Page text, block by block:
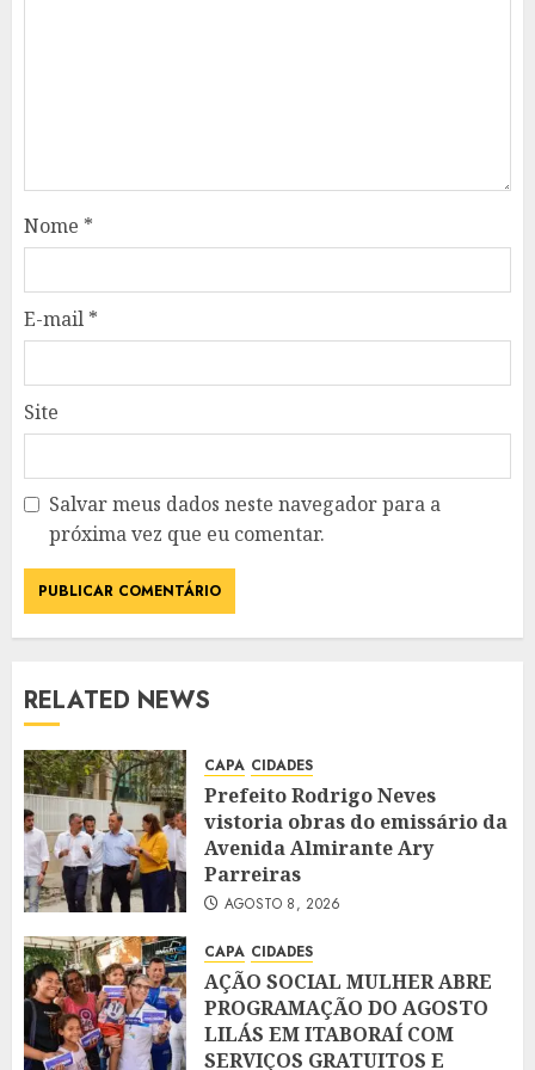
Nome *
E-mail *
Site
Salvar meus dados neste navegador para a
próxima vez que eu comentar.
RELATED NEWS
CAPA CIDADES
Prefeito Rodrigo Neves
vistoria obras do emissário da
Avenida Almirante Ary
Parreiras
AGOSTO 8, 2026
CAPA CIDADES
AÇÃO SOCIAL MULHER ABRE
PROGRAMAÇÃO DO AGOSTO
LILÁS EM ITABORAÍ COM
SERVIÇOS GRATUITOS E